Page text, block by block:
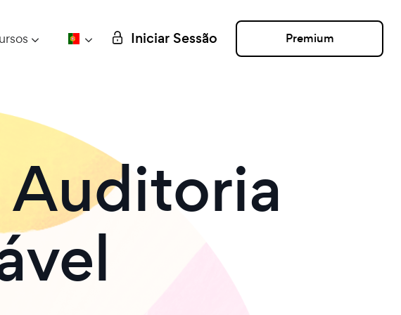
Iniciar Sessão Premium